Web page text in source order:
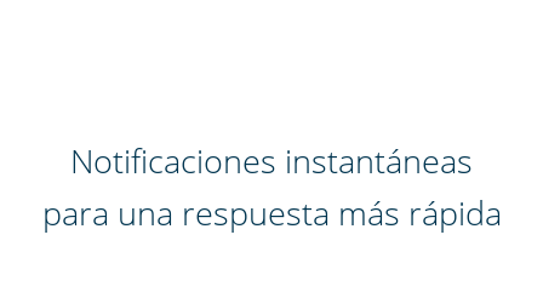
Notificaciones instantáneas
para una respuesta más rápida